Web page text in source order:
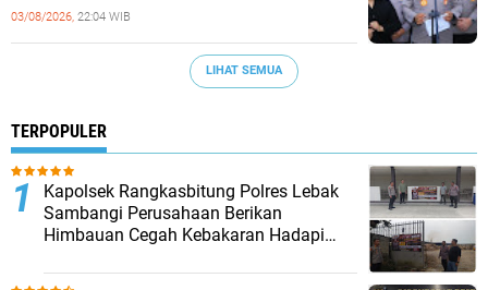
03/08/2026, 22:04 WIB
LIHAT SEMUA
TERPOPULER
Kapolsek Rangkasbitung Polres Lebak
Sambangi Perusahaan Berikan
Himbauan Cegah Kebakaran Hadapi